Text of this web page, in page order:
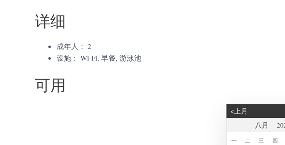
详细
成年人： 2
设施： Wi-Fi, 早餐, 游泳池
可用
<上月
一 二 三 四